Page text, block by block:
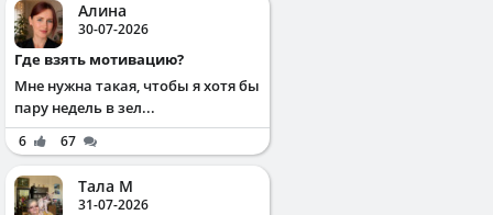
Алина
30-07-2026
Где взять мотивацию?
Мне нужна такая, чтобы я хотя бы
пару недель в зел...
6 67
Тала М
31-07-2026